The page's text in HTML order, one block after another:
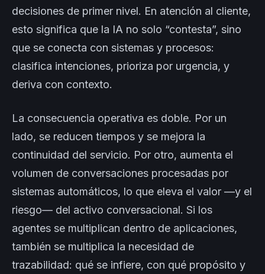
decisiones de primer nivel. En atención al cliente,
esto significa que la IA no solo “contesta”, sino
que se conecta con sistemas y procesos:
clasifica intenciones, prioriza por urgencia, y
deriva con contexto.
La consecuencia operativa es doble. Por un
lado, se reducen tiempos y se mejora la
continuidad del servicio. Por otro, aumenta el
volumen de conversaciones procesadas por
sistemas automáticos, lo que eleva el valor —y el
riesgo— del activo conversacional. Si los
agentes se multiplican dentro de aplicaciones,
también se multiplica la necesidad de
trazabilidad: qué se infiere, con qué propósito y